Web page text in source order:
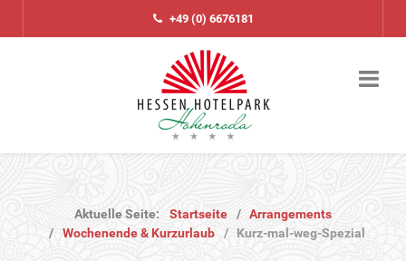
+49 (0) 6676181
Aktuelle Seite: Startseite
Arrangements
Wochenende & Kurzurlaub
Kurz-mal-weg-Spezial